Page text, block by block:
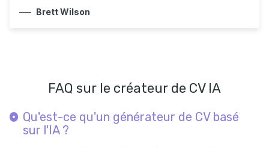
Brett Wilson
FAQ sur le créateur de CV IA
Qu'est-ce qu'un générateur de CV basé
sur l'IA ?